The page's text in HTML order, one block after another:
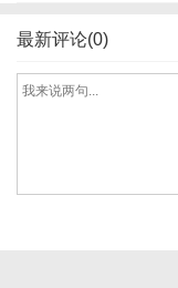
最新评论(0)